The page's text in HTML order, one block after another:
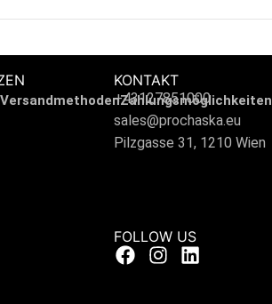
VersandmethodenZahlungsmöglichkeiten
KONTAKT
+43127851000
sales@prochaska.eu
Pilzgasse 31, 1210 Wien
FOLLOW US